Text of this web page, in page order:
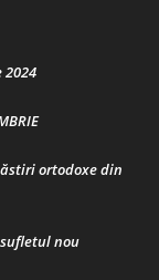
ortodoxe din
nou